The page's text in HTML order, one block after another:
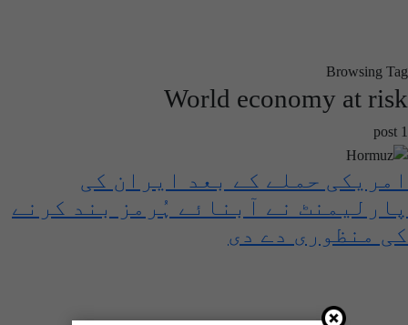
Browsing Tag
World economy at risk
1 post
امریکی حملے کے بعد ایران کی
پارلیمنٹ نے آبنائے ہُرمز بند کرنے
کی منظوری دے دی